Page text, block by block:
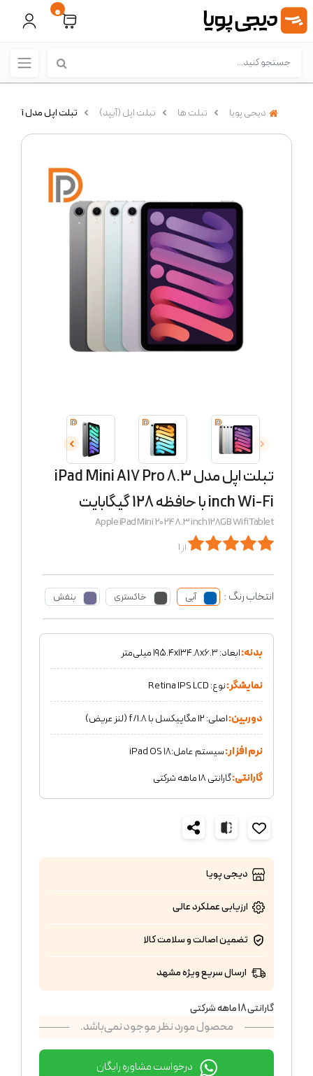
0
دیجی پویا تبلت ها تبلت اپل (آیپد) تبلت اپل مدل iPad Mini A17 Pro 8.3 inch Wi-Fi با حافظه 128 گیگابایت
تبلت اپل مدل iPad Mini A17 Pro 8.3
inch Wi-Fi با حافظه 128 گیگابایت
Apple iPad Mini 2024 8.3 inch 128GB Wifi Tablet
از 1
انتخاب رنگ : آبی خاکستری بنفش
بدنه:ابعاد: ۱۹۵.۴x۱۳۴.۸x۶.۳ میلی‌متر
نمایشگر:نوع: Retina IPS LCD
دوربین:اصلی: 12 مگاپیکسل با f/1.8 (لنز عریض)
نرم افزار:سیستم‌ عامل:iPad OS ۱۸
گارانتی:گارانتی 18 ماهه شرکتی
دیجی پویا
ارزیابی عملکردعالی
تضمین اصالت و سلامت کالا
ارسال سریع ویژه مشهد
گارانتی 18 ماهه شرکتی
محصول مورد نظر موجود نمی‌باشد.
درخواست مشاوره رایگان